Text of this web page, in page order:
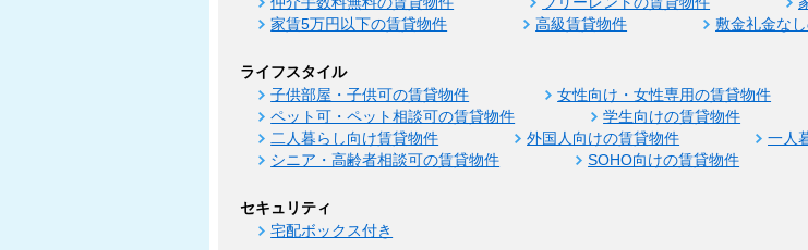
家賃5万円以下の賃貸物件
高級賃貸物件 敷金礼金な
ライフスタイル
子供部屋・子供可の賃貸物件 女性向け・女性専用の賃貸物件
ペット可・ペット相談可の賃貸物件
学生向けの賃貸物件
二人暮らし向け賃貸物件
外国人向けの賃貸物件
一人
シニア・高齢者相談可の賃貸物件
SOHO向けの賃貸物件
セキュリティ
宅配ボックス付き